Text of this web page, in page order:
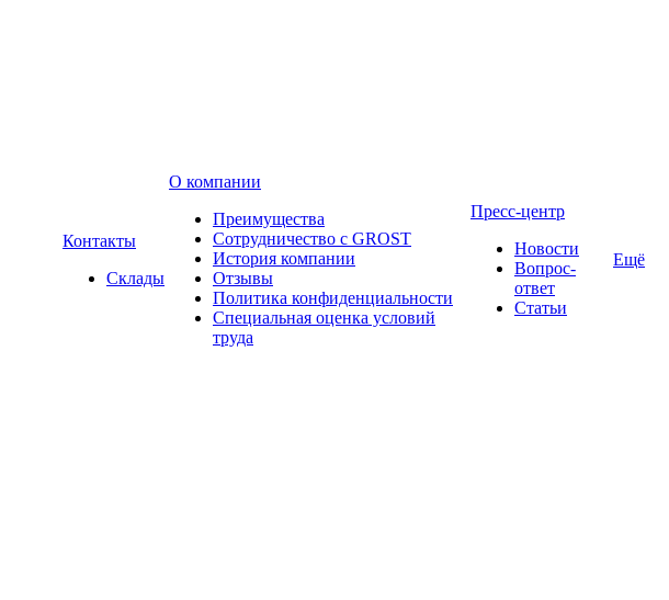
Контакты
Склады
О компании
Преимущества
Сотрудничество с GROST
История компании
Отзывы
Политика конфиденциальности
Специальная оценка условий
труда
Пресс-центр
Новости
Вопрос-
ответ
Статьи
Ещё